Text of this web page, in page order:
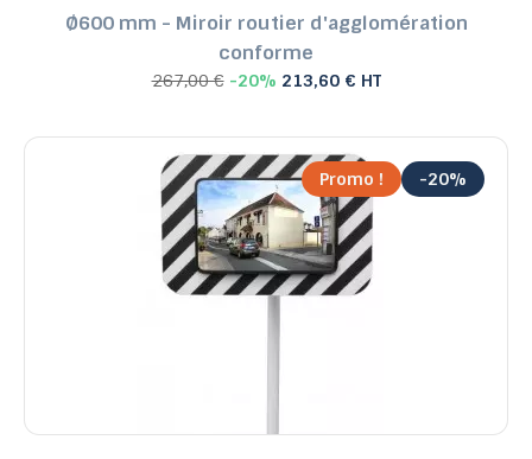
Ø600 mm - Miroir routier d'agglomération
conforme
267,00 € -20% 213,60 € HT
Promo ! -20%